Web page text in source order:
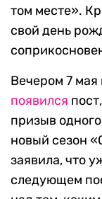
том месте».
свой день
Вечером 7 мая
появился
призыв
новый сезон
заявила, что
следующем